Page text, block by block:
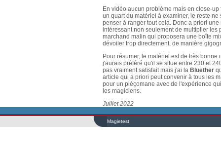
En vidéo aucun problème mais en close-
un quart du matériel à examiner, le reste
penser à ranger tout cela. Donc a priori
intéressant non seulement de multiplier les
marchand malin qui proposera une boîte
dévoiler trop directement, de manière
Pour résumer, le matériel est de très
j'aurais préféré qu'il se situe entre 230 et
pas vraiment satisfait mais j'ai la Bluether
article qui a priori peut convenir à tous les
pour un pièçomane avec de l'expérience
les magiciens.
Juillet 2022
Magietest